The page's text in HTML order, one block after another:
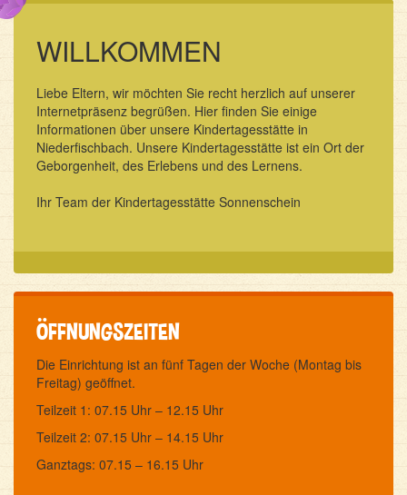
WILLKOMMEN
Liebe Eltern, wir möchten Sie recht herzlich auf unserer
Internetpräsenz begrüßen. Hier finden Sie einige
Informationen über unsere Kindertagesstätte in
Niederfischbach. Unsere Kindertagesstätte ist ein Ort der
Geborgenheit, des Erlebens und des Lernens.
Ihr Team der Kindertagesstätte Sonnenschein
ÖFFNUNGSZEITEN
Die Einrichtung ist an fünf Tagen der Woche (Montag bis
Freitag) geöffnet.
Teilzeit 1: 07.15 Uhr – 12.15 Uhr
Teilzeit 2: 07.15 Uhr – 14.15 Uhr
Ganztags: 07.15 – 16.15 Uhr